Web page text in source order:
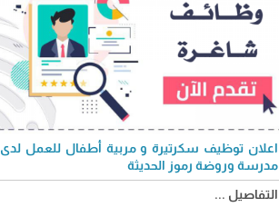
اعلان توظيف سكرتيرة و مربية أطفال للعمل لدى
مدرسة وروضة رموز الحديثة
التفاصيل ...